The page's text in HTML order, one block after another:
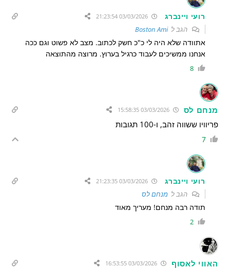
רועי ויינברג
הגב לBoston Ami
אתוודה שלא היה לי כ"כ חשק לכתוב. מצב לא פשוט וגם ככה
אנחנו ממשיכים לעבוד כרגיל בערוץ. מרוצה מהתוצאה
8
מנחם לס 03/03/2026 15:58:35
פריוויו ששווה זהב, ו-100 תגובות
7
רועי ויינברג
הגב למנחם לס
תודה רבה מנחם! מעריך מאוד
2
האווי לאסוף 03/03/2026 16:53:55